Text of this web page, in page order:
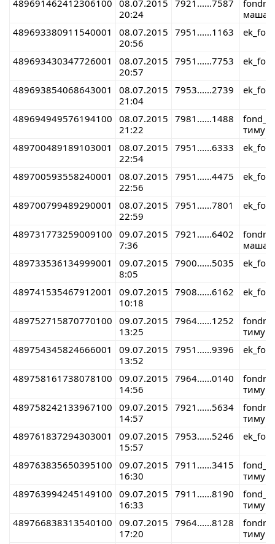
489691462412306100 08.07.2015
20:24
7921......7587
маша
489693380911540001
08.07.2015
20:56
7951......1163
489693430347726001
08.07.2015
20:57
7951......7753
489693854068643001
08.07.2015
21:04
7953......2739
489694949576194100 08.07.2015
21:22
7981......1488
тимур
489700489189103001
08.07.2015
22:54
7951......6333
489700593558240001
08.07.2015
22:56
7951......4475
489700799489290001
08.07.2015
22:59
7951......7801
489731773259009100 09.07.2015
7:36
7921......6402
маша
489733536134999001
09.07.2015
8:05
7900......5035
489741535467912001
09.07.2015
10:18
7908......6162
489752715870770100 09.07.2015
13:25
7964......1252
тимур
489754345824666001
09.07.2015
13:52
7951......9396
489758161738078100 09.07.2015
14:56
7964......0140
тимур
489758242133967100 09.07.2015
14:57
7921......5634
тимур
489761837294303001
09.07.2015
15:57
7953......5246
489763835650395100 09.07.2015
16:30
7911......3415
тимур
489763994245149100 09.07.2015
16:33
7911......8190
тимур
489766838313540100 09.07.2015
17:20
7964......8128
тимур